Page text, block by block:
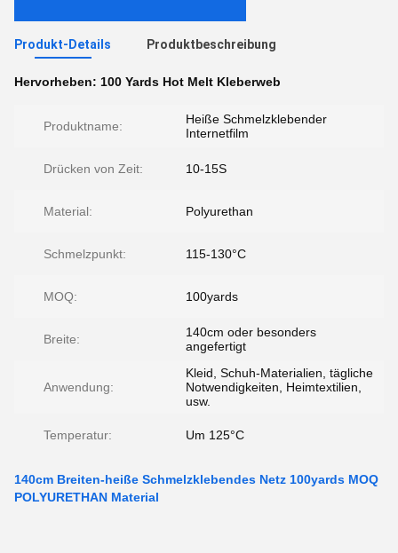
Produkt-Details Produktbeschreibung
Hervorheben: 100 Yards Hot Melt Kleberweb
Produktname:
Heiße Schmelzklebender
Internetfilm
Drücken von Zeit: 10-15S
Material: Polyurethan
Schmelzpunkt: 115-130°C
MOQ: 100yards
Breite:
140cm oder besonders
angefertigt
Anwendung:
Kleid, Schuh-Materialien, tägliche
Notwendigkeiten, Heimtextilien,
usw.
Temperatur: Um 125°C
140cm Breiten-heiße Schmelzklebendes Netz 100yards MOQ
POLYURETHAN Material